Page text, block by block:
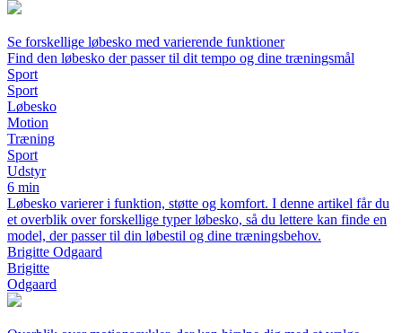
Se forskellige løbesko med varierende funktioner
Find den løbesko der passer til dit tempo og dine træningsmål
Sport
Sport
Løbesko
Motion
Træning
Sport
Udstyr
6 min
Løbesko varierer i funktion, støtte og komfort. I denne artikel får du
et overblik over forskellige typer løbesko, så du lettere kan finde en
model, der passer til din løbestil og dine træningsbehov.
Brigitte Odgaard
Brigitte
Odgaard